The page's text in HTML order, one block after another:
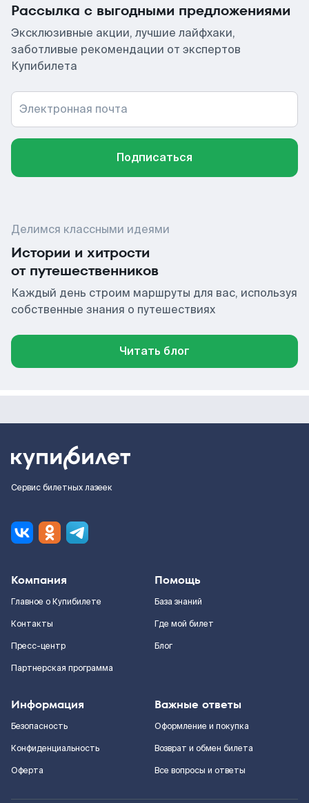
Рассылка с выгодными предложениями
Эксклюзивные акции, лучшие лайфхаки,
заботливые рекомендации от экспертов
Купибилета
Электронная почта
Подписаться
Делимся классными идеями
Истории и хитрости
от путешественников
Каждый день строим маршруты для вас, используя
собственные знания о путешествиях
Читать блог
Сервис билетных лазеек
Компания
Главное о Купибилете
Контакты
Пресс-центр
Партнерская программа
Помощь
База знаний
Где мой билет
Блог
Информация
Безопасность
Конфиденциальность
Оферта
Важные ответы
Оформление и покупка
Возврат и обмен билета
Все вопросы и ответы